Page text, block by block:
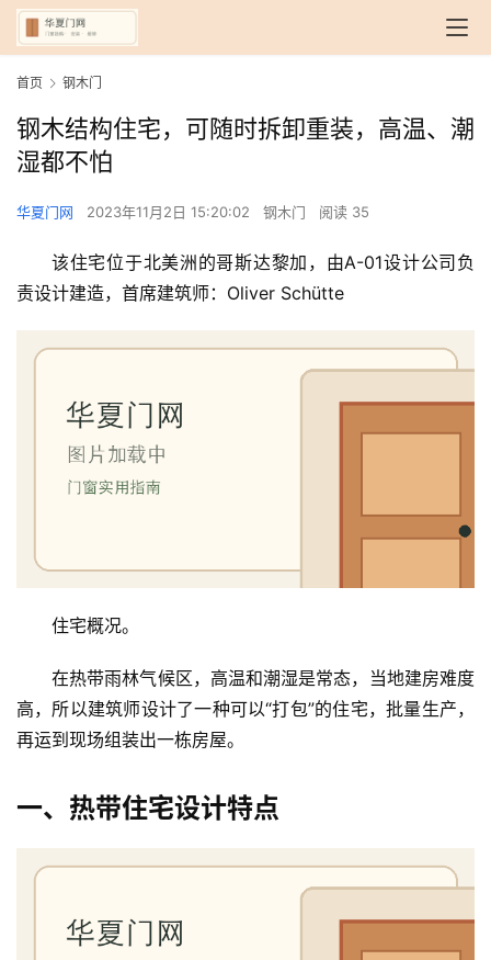
首页 钢木门
钢木结构住宅，可随时拆卸重装，高温、潮
湿都不怕
华夏门网 2023年11月2日 15:20:02 钢木门 阅读 35
该住宅位于北美洲的哥斯达黎加，由A-01设计公司负
责设计建造，首席建筑师：Oliver Schütte
住宅概况。
在热带雨林气候区，高温和潮湿是常态，当地建房难度
高，所以建筑师设计了一种可以“打包”的住宅，批量生产，
再运到现场组装出一栋房屋。
一、热带住宅设计特点